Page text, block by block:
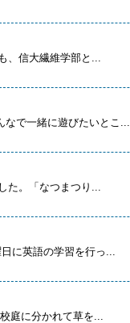
信大繊維学部と...
で一緒に遊びたいとこ...
。「なつまつり...
英語の学習を行っ...
庭に分かれて草を...